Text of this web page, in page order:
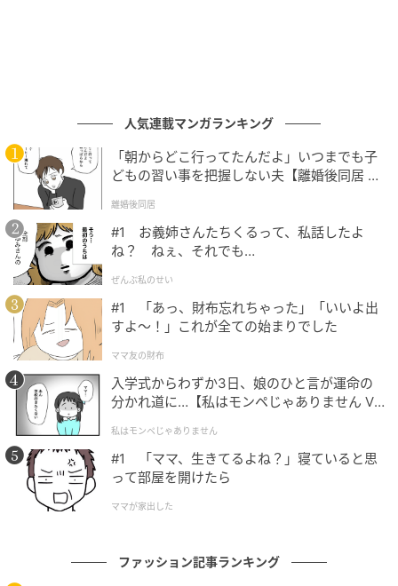
な見方も存在します。伝統的なスタイルを愛好する層
にとっては、やはり本格的な革靴が持つ独特の風合い
や格式の高さこそが至高であり、簡便さだけを追求す
ることに一抹の寂しさを覚えることもあるようです。
カジュアルすぎるのではないかという懸念や、全体の
シルエットのバランスを取るのが難しいという指摘も
聞かれます。多様な価値観が存在するからこそ、靴選
びの選択肢が広がるのは喜ばしい動きです。
利便性を最優先する現代において、快適さと礼儀正し
さを両立させようとする人々の工夫が、この一足に凝
縮されているように見えます。単なる一時のブームと
して消費されるのか、それとも新しい時代のスタンダ
ードとして定着していくのか。
したいものです。
人気連載マンガランキング
「朝からどこ行ってたんだよ」いつまでも子
どもの習い事を把握しない夫【離婚後同居 Vo
離婚後同居
#1 お義姉さんたちくるって、私話したよ
ね？ ねぇ、それでも…
ぜんぶ私のせい
#1 「あっ、財布忘れちゃった」「いいよ出
すよ〜！」これが全ての始まりでした
ママ友の財布
入学式からわずか3日、娘のひと言が運命の
分かれ道に…【私はモンペじゃありません Vo
私はモンペじゃありません
#1 「ママ、生きてるよね？」寝ていると思
って部屋を開けたら
ママが家出した
ファッション記事ランキング